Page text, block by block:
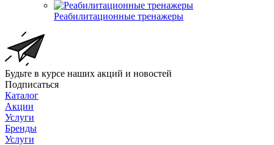
Реабилитационные тренажеры
Будьте в курсе наших акций и новостей
Подписаться
Каталог
Акции
Услуги
Бренды
Услуги